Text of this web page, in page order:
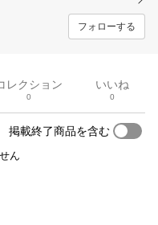
フォローする
レクション
0
いいね
0
掲載終了商品を含む
ん